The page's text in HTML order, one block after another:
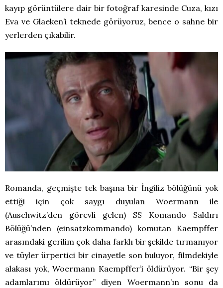
kayıp görüntülere dair bir fotoğraf karesinde Cuza, kızı
Eva ve Glaeken’i teknede görüyoruz, bence o sahne bir
yerlerden çıkabilir.
Romanda, geçmişte tek başına bir İngiliz bölüğünü yok
ettiği için çok saygı duyulan Woermann ile
(Auschwitz’den görevli gelen) SS Komando Saldırı
Bölüğü’nden (einsatzkommando) komutan Kaempffer
arasındaki gerilim çok daha farklı bir şekilde tırmanıyor
ve tüyler ürpertici bir cinayetle son buluyor, filmdekiyle
alakası yok, Woermann Kaempffer’i öldürüyor. “Bir şey
adamlarımı öldürüyor” diyen Woermann’ın sonu da